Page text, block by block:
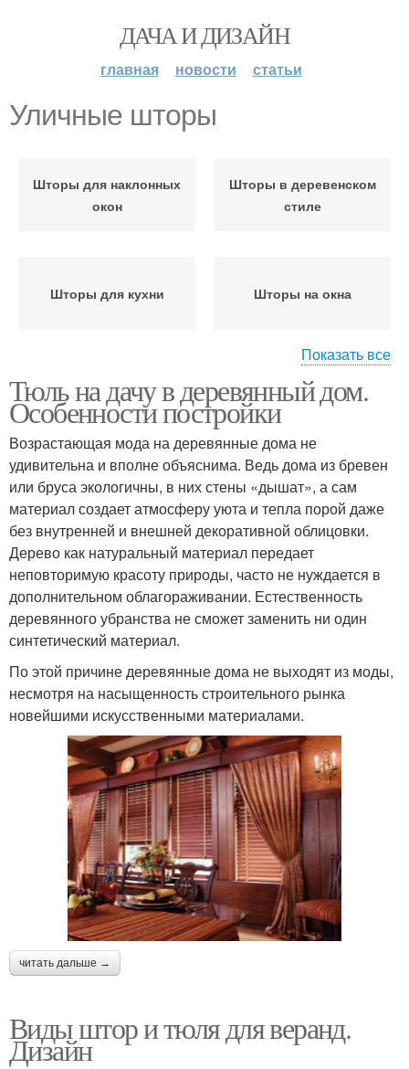
ДАЧА И ДИЗАЙН
главная новости статьи
Уличные шторы
Шторы для наклонных
окон
Шторы в деревенском
стиле
Шторы для кухни Шторы на окна
веранды
Рулонные шторы
Защитные шторы Шторы для беседок
Шторы для веранд Тканевые шторы
Шторы для беседки Специальные шторы
Шторы под заказ Шторы для веранды
Готовые шторы Шторы для террасы
Показать все
Тюль на дачу в деревянный дом.
Особенности постройки
Возрастающая мода на деревянные дома не
удивительна и вполне объяснима. Ведь дома из бревен
или бруса экологичны, в них стены «дышат», а сам
материал создает атмосферу уюта и тепла порой даже
без внутренней и внешней декоративной облицовки.
Дерево как натуральный материал передает
неповторимую красоту природы, часто не нуждается в
дополнительном облагораживании. Естественность
деревянного убранства не сможет заменить ни один
синтетический материал.
По этой причине деревянные дома не выходят из моды,
несмотря на насыщенность строительного рынка
новейшими искусственными материалами.
читать дальше →
Виды штор и тюля для веранд.
Дизайн